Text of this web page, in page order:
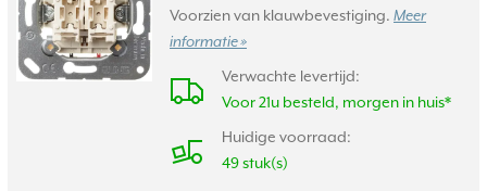
Voorzien van klauwbevestiging. Meer
informatie »
Verwachte levertijd:
Voor 21u besteld, morgen in huis*
Huidige voorraad:
49 stuk(s)